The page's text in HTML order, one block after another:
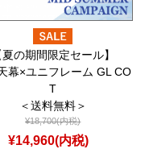
夏の期間限定セール】
幕×ユニフレーム GL CO
T
＜送料無料＞
¥18,700(内税)
¥14,960(内税)